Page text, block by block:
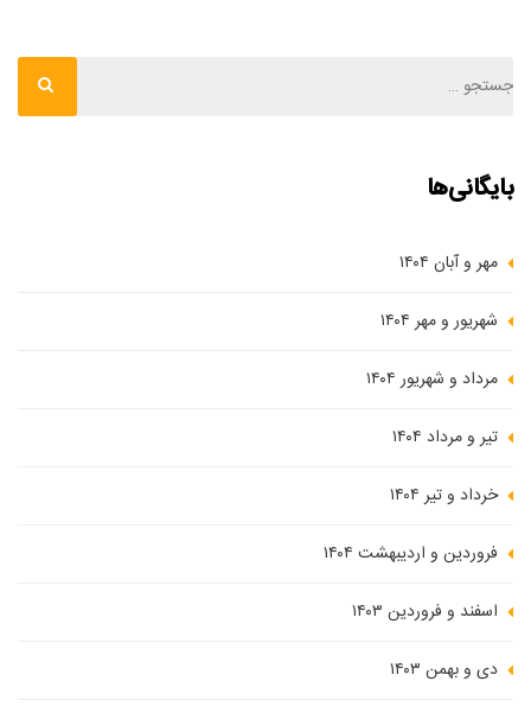
بایگانی‌ها
مهر و آبان ۱۴۰۴
شهریور و مهر ۱۴۰۴
مرداد و شهریور ۱۴۰۴
تیر و مرداد ۱۴۰۴
خرداد و تیر ۱۴۰۴
فروردین و اردیبهشت ۱۴۰۴
اسفند و فروردین ۱۴۰۳
دی و بهمن ۱۴۰۳